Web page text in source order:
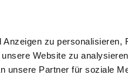
zu personalisieren,
Website zu
unsere Partner für soziale